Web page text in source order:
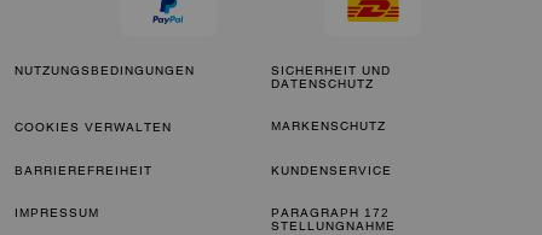
NUTZUNGSBEDINGUNGEN
SICHERHEIT UND
DATENSCHUTZ
COOKIES VERWALTEN MARKENSCHUTZ
BARRIEREFREIHEIT KUNDENSERVICE
IMPRESSUM
PARAGRAPH 172
STELLUNGNAHME